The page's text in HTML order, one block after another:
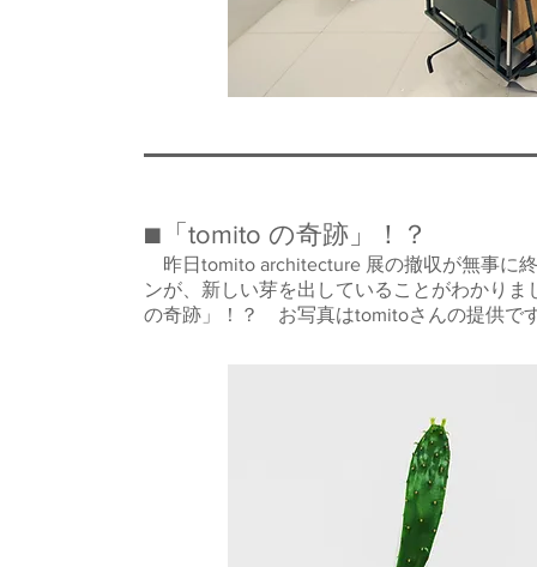
■「tomito の奇跡」！？
昨日tomito architecture 展の撤収が無事に
ンが、新しい芽を出していることがわかり
の奇跡」！？ お写真はtomitoさんの提供で